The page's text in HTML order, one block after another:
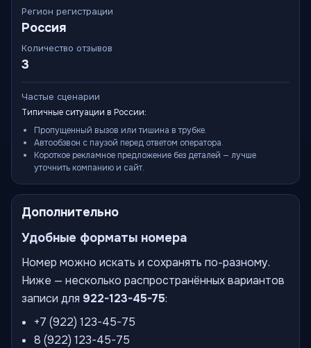
Регион регистрации
Россия
Количество отзывов
3
Частые сценарии
Типичные ситуации в России:
Пропущенный вызов или тишина в трубке.
Автообзвон с паузой перед ответом оператора.
Короткое рекламное предложение без деталей — лучше
уточнить компанию и сайт.
Дополнительно
Удобные форматы номера
Номер можно искать и сохранять по-разному.
Ниже — несколько распространённых вариантов
записи для 922-123-45-75:
+7 (922) 123-45-75
8 (922) 123-45-75